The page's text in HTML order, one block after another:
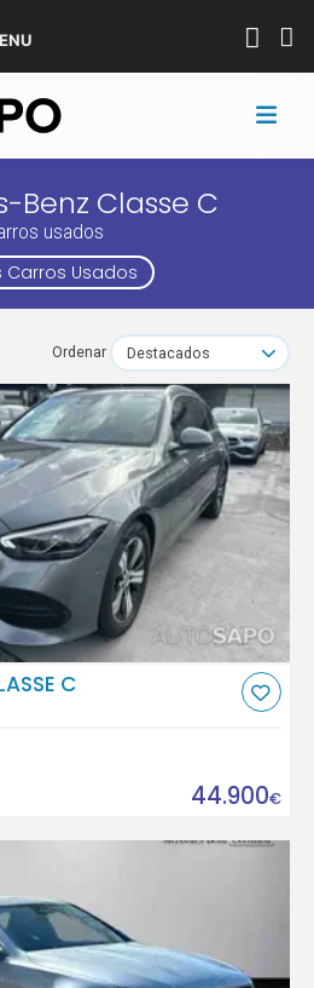
Benz Classe C
usados
Carros Usados
Ordenar Destacados
C
44.900€